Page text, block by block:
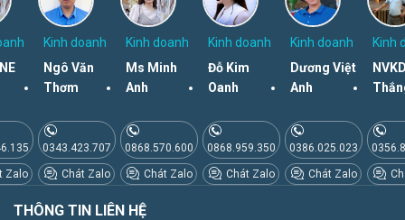
Zalo
Kinh doanh
Ngô Văn
Thơm
0343.423.707
Chát Zalo
Kinh doanh
Ms Minh
Anh
0868.570.600
Chát Zalo
Kinh doanh
Đỗ Kim
Oanh
0868.959.350
Chát Zalo
Kinh doanh
Dương Việt
Anh
0386.025.023
Chát Zalo
Kinh
THÔNG TIN LIÊN HỆ